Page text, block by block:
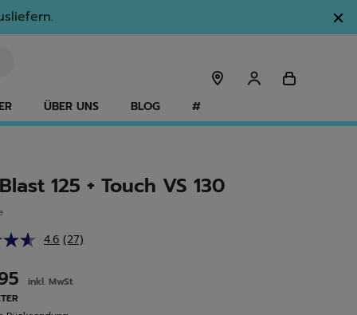
ÜBER UNS BLOG #
125 + Touch VS 130
4.6 27
Link
derselben
(27)
inkl. MwSt